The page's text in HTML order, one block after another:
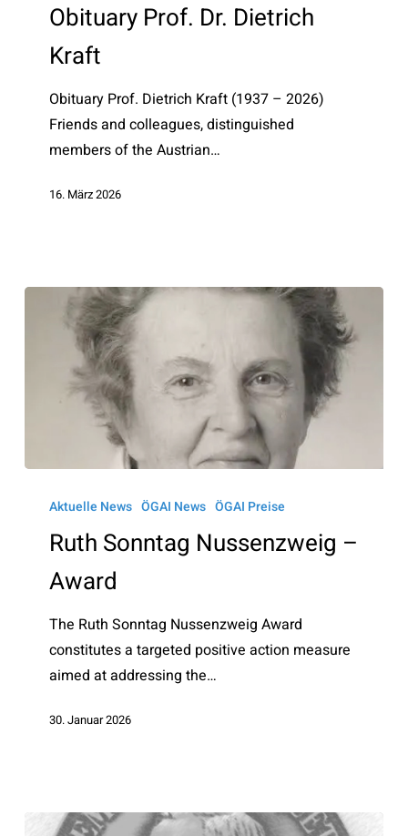
Dietrich
Kraft
Obituary Prof. Dr. Dietrich
Kraft
Obituary Prof. Dietrich Kraft (1937 – 2026)
Friends and colleagues, distinguished
members of the Austrian…
16. März 2026
Sonntag
Nussenzweig
Award
Aktuelle News ÖGAI News ÖGAI Preise
Ruth Sonntag Nussenzweig –
Award
The Ruth Sonntag Nussenzweig Award
constitutes a targeted positive action measure
aimed at addressing the…
30. Januar 2026